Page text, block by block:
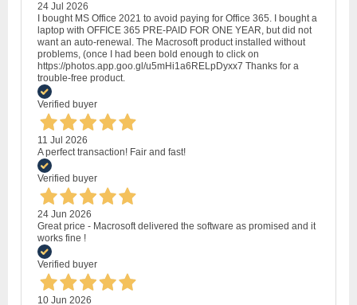
24 Jul 2026
I bought MS Office 2021 to avoid paying for Office 365. I bought a
laptop with OFFICE 365 PRE-PAID FOR ONE YEAR, but did not
want an auto-renewal. The Macrosoft product installed without
problems, (once I had been bold enough to click on
https://photos.app.goo.gl/u5mHi1a6RELpDyxx7 Thanks for a
trouble-free product.
Verified buyer
11 Jul 2026
A perfect transaction! Fair and fast!
Verified buyer
24 Jun 2026
Great price - Macrosoft delivered the software as promised and it
works fine !
Verified buyer
10 Jun 2026